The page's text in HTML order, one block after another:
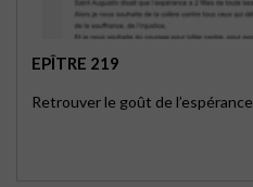
EPÎTRE 219
Retrouver le goût de l’espérance